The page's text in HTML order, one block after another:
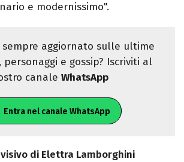
e modernissimo".
sempre aggiornato sulle ultime
personaggi e gossip? Iscriviti al
canale WhatsApp
Entra nel canale WhatsApp
di Elettra Lamborghini